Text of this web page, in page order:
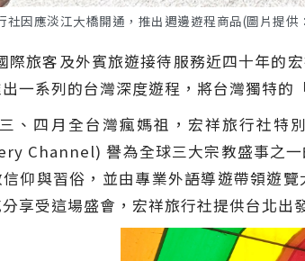
因應淡江大橋開通，推出週邊遊程商品(圖片提供
旅客及外賓旅遊接待服務近四十年的
一系列的台灣深度遊程，將台灣獨特的
四月全台灣瘋媽祖，宏祥旅行社特
Channel) 譽為全球三大宗教盛事之
仰與習俗，並由專業外語導遊帶領遊
享受這場盛會，宏祥旅行社提供台北出